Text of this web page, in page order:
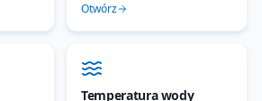
Otwórz
Temperatura wody